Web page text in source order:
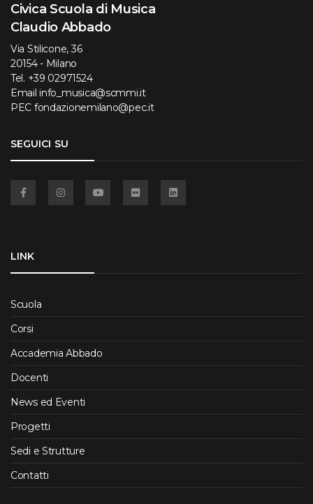
Civica Scuola di Musica
Claudio Abbado
Via Stilicone, 36
20154 - Milano
Tel. +39 02971524
Email info_musica@scmmi.it
PEC fondazionemilano@pec.it
SEGUICI SU
LINK
Scuola
Corsi
Accademia Abbado
Docenti
News ed Eventi
Progetti
Sedi e Strutture
Contatti